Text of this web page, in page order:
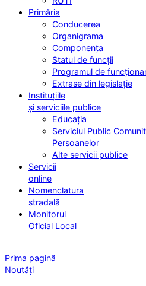
Primăria
Conducerea
Organigrama
Componența
Statul de funcții
Programul de
Extrase din legislație
Instituțiile
și serviciile publice
Educația
Serviciul Public
Persoanelor
Alte servicii publice
Servicii
online
Nomenclatura
stradală
Monitorul
Oficial Local
Prima pagină
Noutăți